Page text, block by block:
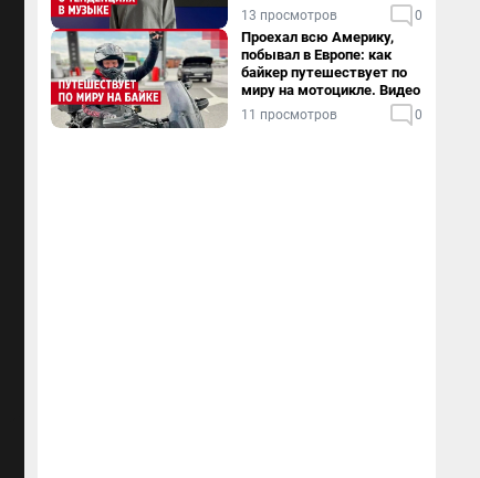
13 просмотров 0
Проехал всю Америку,
побывал в Европе: как
байкер путешествует по
миру на мотоцикле. Видео
11 просмотров 0